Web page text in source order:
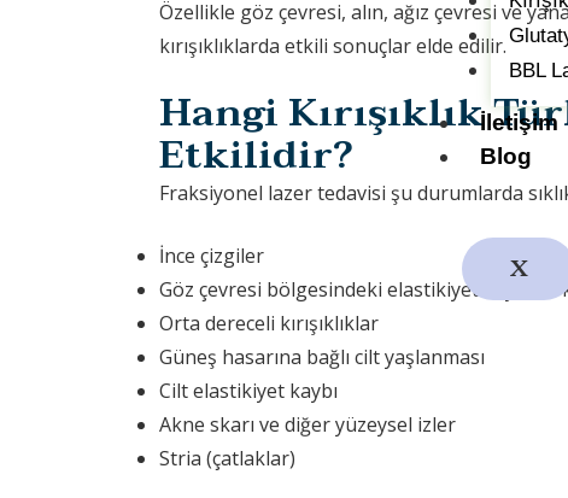
BBL
İletişim
Blog
X
Özellikle göz çevresi, alın, ağız çevresi ve
kırışıklıklarda etkili sonuçlar elde edilir.
Hangi Kırışıklık
Etkilidir?
Fraksiyonel lazer tedavisi şu durumlarda
İnce çizgiler
Göz çevresi bölgesindeki elastikiyet kaybı ve
Orta dereceli kırışıklıklar
Güneş hasarına bağlı cilt yaşlanması
Cilt elastikiyet kaybı
Akne skarı ve diğer yüzeysel izler
Stria (çatlaklar)